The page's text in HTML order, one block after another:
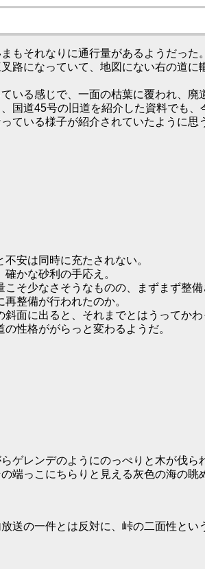
もそれなりに通行量があるようだった。
路になっていて、地図にない右の道に
いる感じで、一面の枯葉に覆われ、廃
国道45号の旧道を紹介した資料でも、
ている様子が紹介されていたように思
安は同時に充たされない。
かな砂利の手応え。
こそ少なさそうなものの、まずまず整備
再整備が行われたのか。
面に出ると、それまでとはうってかわ
性格ががらっと変わるようだ。
レンデのようにのっぺりと木が伐ら
端っこにちらりと見える灰色の海の眺
送の一件とは反対に、峠の二面性とい